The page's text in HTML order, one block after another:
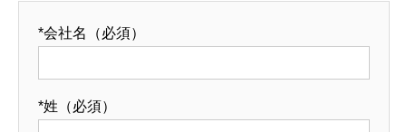
保険営業向けセールスサポート
資産凍結させないために（その３）【人生
*会社名（必須）
*姓（必須）